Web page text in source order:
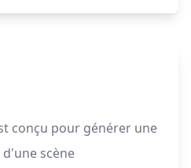
conçu pour générer une
scène